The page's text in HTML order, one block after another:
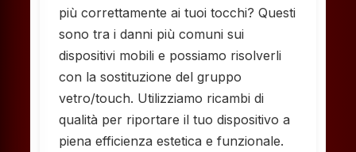
più correttamente ai tuoi tocchi? Questi
sono tra i danni più comuni sui
dispositivi mobili e possiamo risolverli
con la sostituzione del gruppo
vetro/touch. Utilizziamo ricambi di
qualità per riportare il tuo dispositivo a
piena efficienza estetica e funzionale.